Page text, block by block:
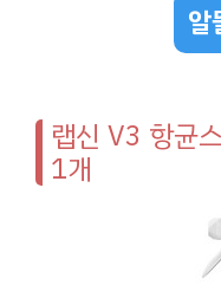
알
랩신 V3 항균
1개